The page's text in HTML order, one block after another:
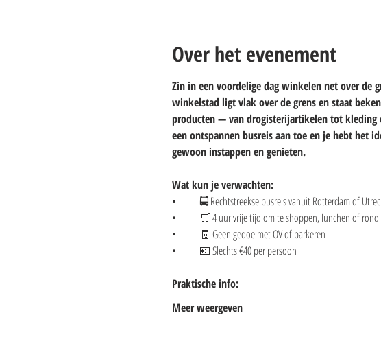
Over het evenement
Zin in een voordelige dag winkelen net over de
winkelstad ligt vlak over de grens en staat
producten — van drogisterijartikelen tot kleding
een ontspannen busreis aan toe en je hebt het
gewoon instappen en genieten.
Wat kun je verwachten:
• 	🚍 Rechtstreekse busreis vanuit Rotterdam of
• 	🛒 4 uur vrije tijd om te shoppen, lunchen of
• 	🧾 Geen gedoe met OV of parkeren
• 	💶 Slechts €40 per persoon
Praktische info:
Meer weergeven